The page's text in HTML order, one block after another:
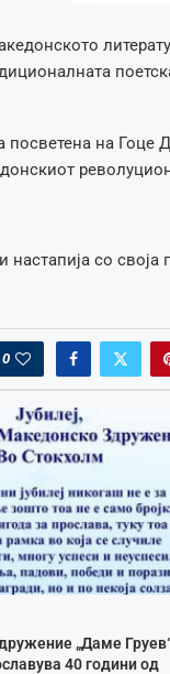
посветена на Гоце
со своја
0
„Даме
40 години од